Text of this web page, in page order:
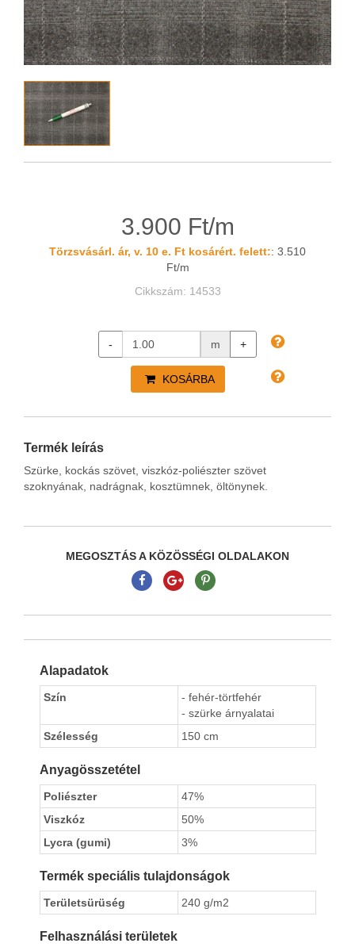
3.900 Ft/m
Törzsvásárl. ár, v. 10 e. Ft kosárért. felett:: 3.510
Ft/m
Cikkszám: 14533
- m +
KOSÁRBA
Termék leírás
Szürke, kockás szövet, viszkóz-poliészter szövet
szoknyának, nadrágnak, kosztümnek, öltönynek.
MEGOSZTÁS A KÖZÖSSÉGI OLDALAKON
Alapadatok
Szín
- fehér-törtfehér
- szürke árnyalatai
Szélesség
150 cm
Anyagösszetétel
Poliészter
47%
Viszkóz
50%
Lycra (gumi)
3%
Termék speciális tulajdonságok
Területsürüség 240 g/m2
Felhasználási területek